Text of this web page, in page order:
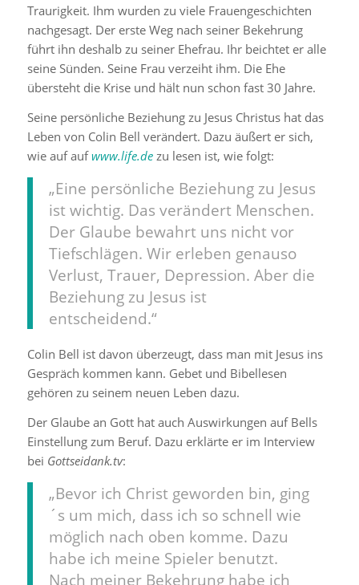
Traurigkeit. Ihm wurden zu viele Frauengeschichten
nachgesagt. Der erste Weg nach seiner Bekehrung
führt ihn deshalb zu seiner Ehefrau. Ihr beichtet er alle
seine Sünden. Seine Frau verzeiht ihm. Die Ehe
übersteht die Krise und hält nun schon fast 30 Jahre.
Seine persönliche Beziehung zu Jesus Christus hat das
Leben von Colin Bell verändert. Dazu äußert er sich,
wie auf aufwww.life.de zu lesen ist, wie folgt:
„Eine persönliche Beziehung zu Jesus
ist wichtig. Das verändert Menschen.
Der Glaube bewahrt uns nicht vor
Tiefschlägen. Wir erleben genauso
Verlust, Trauer, Depression. Aber die
Beziehung zu Jesus ist
entscheidend.“
Colin Bell ist davon überzeugt, dass man mit Jesus ins
Gespräch kommen kann. Gebet und Bibellesen
gehören zu seinem neuen Leben dazu.
Der Glaube an Gott hat auch Auswirkungen auf Bells
Einstellung zum Beruf. Dazu erklärte er im Interview
bei Gottseidank.tv:
„Bevor ich Christ geworden bin, ging
´s um mich, dass ich so schnell wie
möglich nach oben komme. Dazu
habe ich meine Spieler benutzt.
Nach meiner Bekehrung habe ich